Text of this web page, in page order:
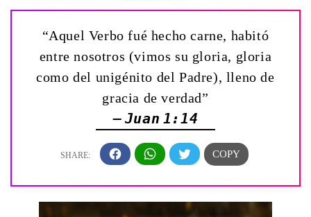
“Aquel Verbo fué hecho carne, habitó
entre nosotros (vimos su gloria, gloria
como del unigénito del Padre), lleno de
gracia de verdad”
— Juan 1:14